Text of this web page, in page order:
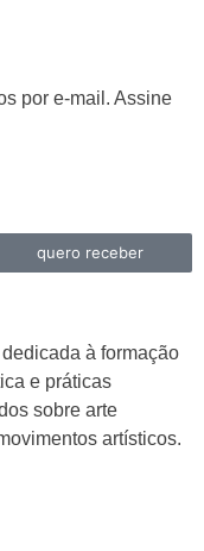
por e-mail. Assine
quero receber
à formação
e práticas
sobre arte
artísticos.